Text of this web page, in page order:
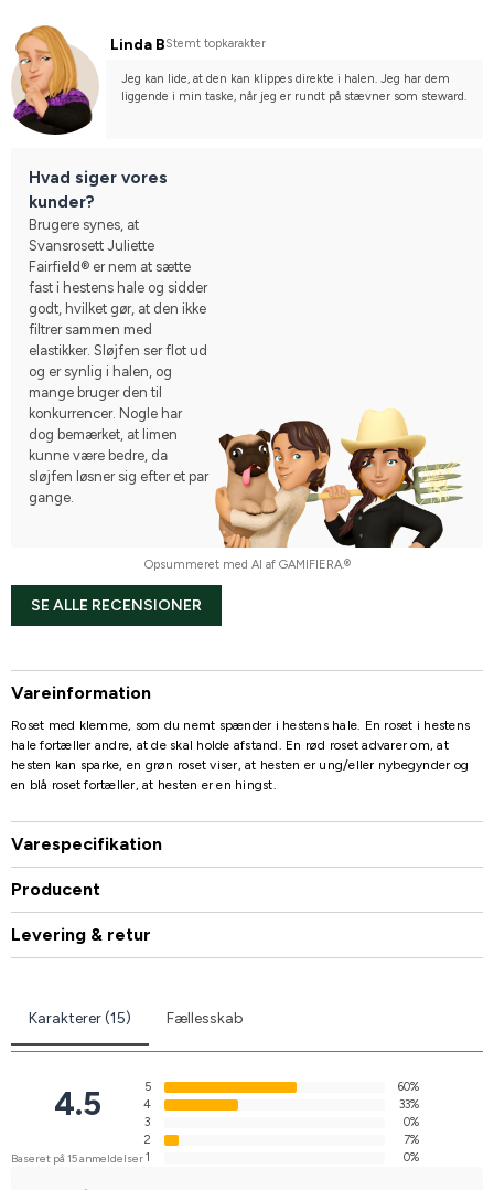
Linda BStemt topkarakter
Jeg kan lide, at den kan klippes direkte i halen. Jeg har dem
liggende i min taske, når jeg er rundt på stævner som steward.
Hvad siger vores
kunder?
Brugere synes, at
Svansrosett Juliette
Fairfield® er nem at sætte
fast i hestens hale og sidder
godt, hvilket gør, at den ikke
filtrer sammen med
elastikker. Sløjfen ser flot ud
og er synlig i halen, og
mange bruger den til
konkurrencer. Nogle har
dog bemærket, at limen
kunne være bedre, da
sløjfen løsner sig efter et par
gange.
Opsummeret med AI af GAMIFIERA.®
SE ALLE RECENSIONER
Vareinformation
Roset med klemme, som du nemt spænder i hestens hale. En roset i hestens
hale fortæller andre, at de skal holde afstand. En rød roset advarer om, at
hesten kan sparke, en grøn roset viser, at hesten er ung/eller nybegynder og
en blå roset fortæller, at hesten er en hingst.
Varespecifikation
Producent
Levering & retur
Karakterer (15) Fællesskab
4.5
Baseret på 15 anmeldelser
5
60%
4
33%
3
0%
2
7%
1
0%